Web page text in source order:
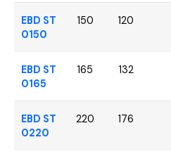
EBD ST
0150
150 120
EBD ST
0165
165 132
EBD ST
0220
220 176